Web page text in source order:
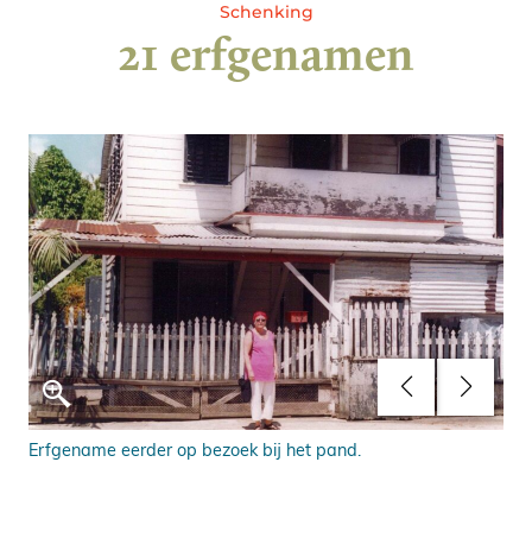
Schenking
21 erfgenamen
Erfgename eerder op bezoek bij het pand.